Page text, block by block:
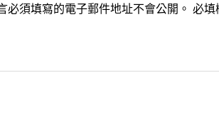
必須填寫的電子郵件地址不會公開。 必填